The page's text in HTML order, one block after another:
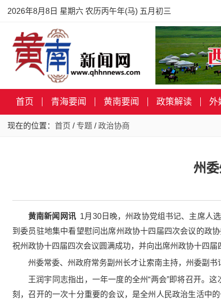
2026年8月8日 星期六 农历丙午年(马) 五月初三
首页 青海要闻 黄南要闻 政策解读 外
现在的位置： 首页 / 专题 /政治协商
州
黄南新闻网讯1月30日晚，州政协党组书记、主席人
到委员驻地集中看望慰问出席州政协十四届四次会议的政
祝州政协十四届四次会议圆满成功，并向出席州政协十四
州委常委、州政府常务副州长才让索南主持，州委副
王润宇同志指出，一年一度的全州“两会”即将召开。
刻，召开的一次十分重要的会议，是全州人民政治生活中